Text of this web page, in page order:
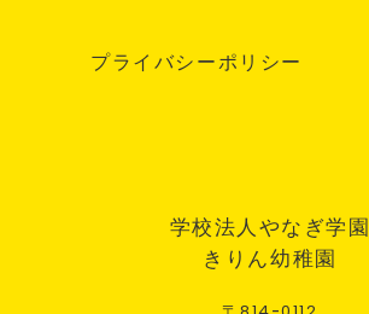
プライバシーポリシー
学校法人やなぎ学園
きりん幼稚園